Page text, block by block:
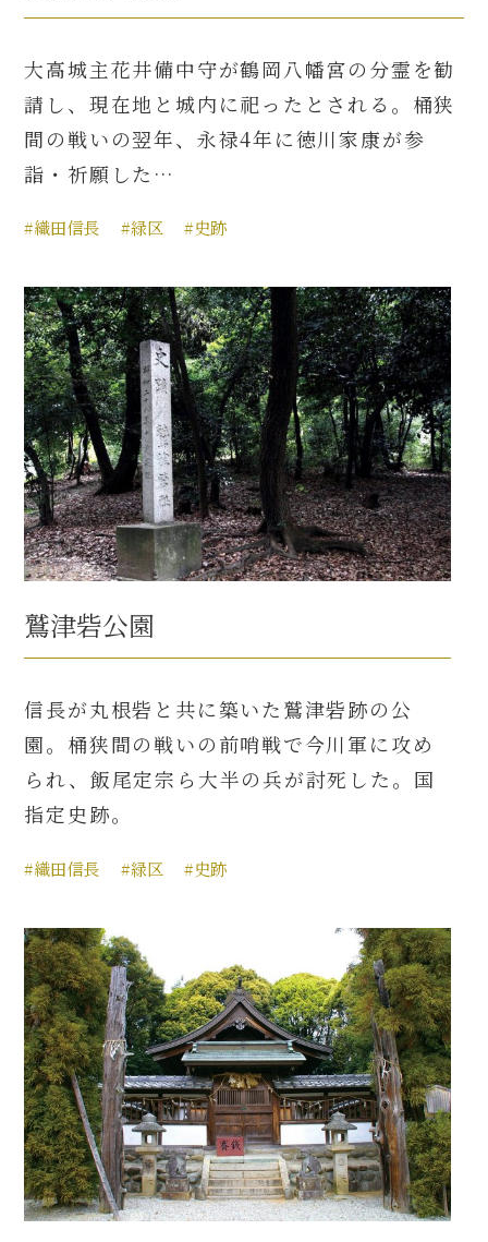
大高城主花井備中守が鶴岡八幡宮の分霊を勧
請し、現在地と城内に祀ったとされる。桶狭
間の戦いの翌年、永禄4年に徳川家康が参
詣・祈願した…
#織田信長 #緑区 #史跡
鷲津砦公園
信長が丸根砦と共に築いた鷲津砦跡の公
園。桶狭間の戦いの前哨戦で今川軍に攻め
られ、飯尾定宗ら大半の兵が討死した。国
指定史跡。
#織田信長 #緑区 #史跡